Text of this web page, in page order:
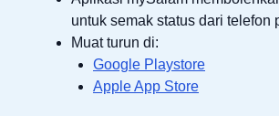
untuk semak status dari telefon
Muat turun di:
Google Playstore
Apple App Store